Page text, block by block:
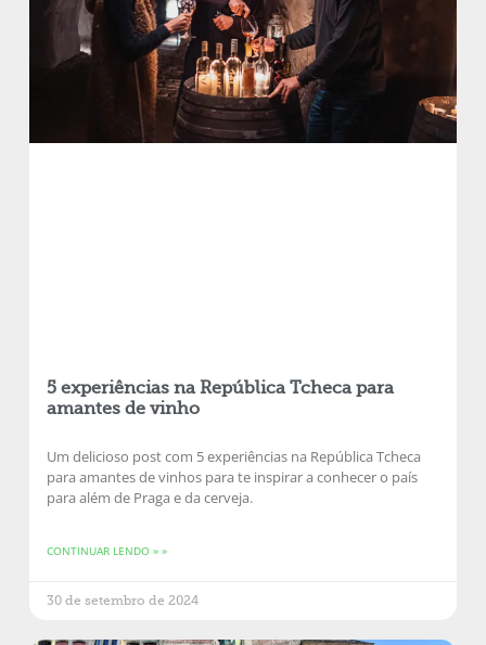
5 experiências na República Tcheca para
amantes de vinho
Um delicioso post com 5 experiências na República Tcheca
para amantes de vinhos para te inspirar a conhecer o país
para além de Praga e da cerveja.
CONTINUAR LENDO » »
30 de setembro de 2024